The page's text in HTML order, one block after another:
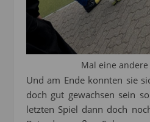
Mal eine
Und am Ende konnten sie
doch gut gewachsen sein
letzten Spiel dann doch